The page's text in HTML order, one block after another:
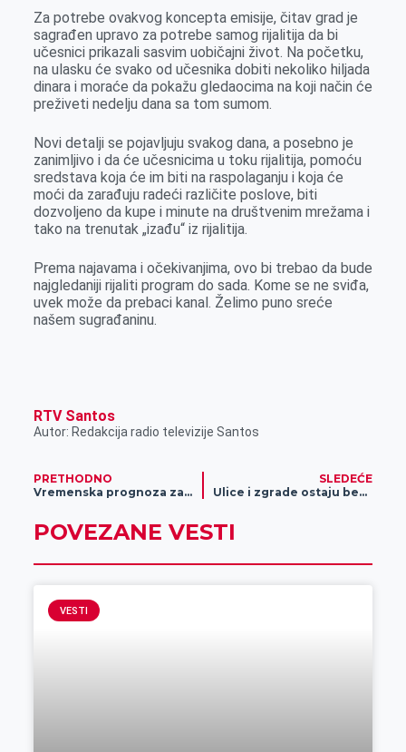
Za potrebe ovakvog koncepta emisije, čitav grad je
sagrađen upravo za potrebe samog rijalitija da bi
učesnici prikazali sasvim uobičajni život. Na početku,
na ulasku će svako od učesnika dobiti nekoliko hiljada
dinara i moraće da pokažu gledaocima na koji način će
preživeti nedelju dana sa tom sumom.
Novi detalji se pojavljuju svakog dana, a posebno je
zanimljivo i da će učesnicima u toku rijalitija, pomoću
sredstava koja će im biti na raspolaganju i koja će
moći da zarađuju radeći različite poslove, biti
dozvoljeno da kupe i minute na društvenim mrežama i
tako na trenutak „izađu“ iz rijalitija.
Prema najavama i očekivanjima, ovo bi trebao da bude
najgledaniji rijaliti program do sada. Kome se ne sviđa,
uvek može da prebaci kanal. Želimo puno sreće
našem sugrađaninu.
RTV Santos
Autor: Redakcija radio televizije Santos
PRETHODNO
Vremenska prognoza za septembar mesec
SLEDEĆE
Ulice i zgrade ostaju bez struje u Zrenjaninu
POVEZANE VESTI
VESTI